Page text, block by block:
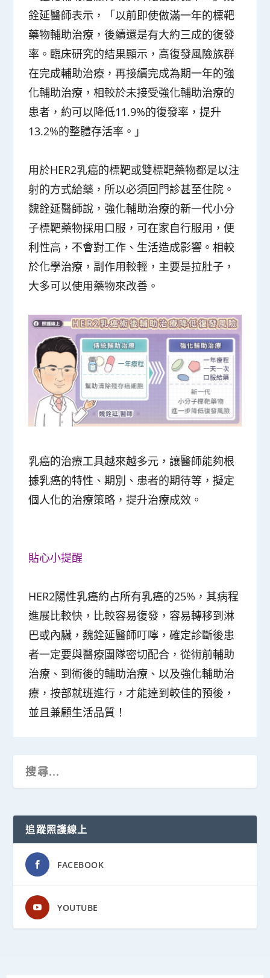
銓延醫師表示，「以前即使做滿一年的標靶
藥物輔助治療，後續還是有大約三成的復發
率。臨床研究的結果顯示，高復發風險族群
在完成輔助治療，再接續完成為期一年的強
化輔助治療，相較於未接受強化輔助治療的
患者，約可以降低11.9%的復發率，提升
13.2%的整體存活率。」
用於HER2乳癌的標靶或雙標靶藥物都是以注
射的方式給藥，所以必須回門診甚至住院。
魏銓延醫師說，強化輔助治療的新一代小分
子標靶藥物採用口服，可在家自行服用，便
利性高，不會對工作、生活造成影響。相較
於化學治療，副作用較輕，主要是拉肚子，
大多可以使用藥物來改善。
乳癌的治療工具越來越多元，讓醫師能夠根
據乳癌的特性、期別、患者的期待等，擬定
個人化的治療策略，提升治療成效。
貼心小提醒
HER2陽性乳癌約占所有乳癌的25%，其病程
進展比較快，比較容易復發，容易轉移到淋
巴或內臟，魏銓延醫師叮嚀，確定診斷後患
者一定要與醫療團隊密切配合，從術前輔助
治療、到術後的輔助治療、以及強化輔助治
療，按部就班進行，才能達到較佳的預後，
並且兼顧生活品質！
追蹤照護線上
FACEBOOK
YOUTUBE